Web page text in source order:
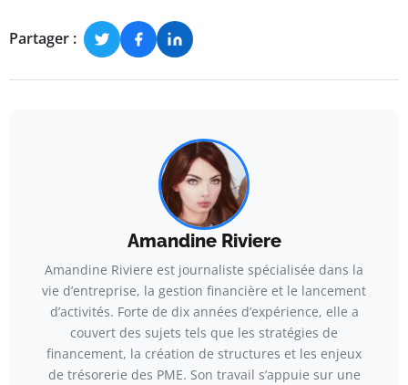
Partager :
Amandine Riviere
Amandine Riviere est journaliste spécialisée dans la
vie d’entreprise, la gestion financière et le lancement
d’activités. Forte de dix années d’expérience, elle a
couvert des sujets tels que les stratégies de
financement, la création de structures et les enjeux
de trésorerie des PME. Son travail s’appuie sur une